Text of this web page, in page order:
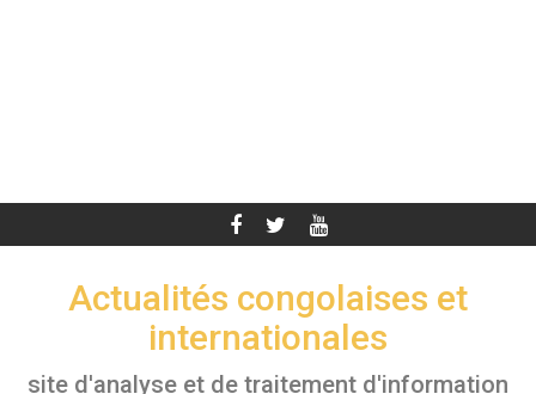
Actualités congolaises et
internationales
site d'analyse et de traitement d'information